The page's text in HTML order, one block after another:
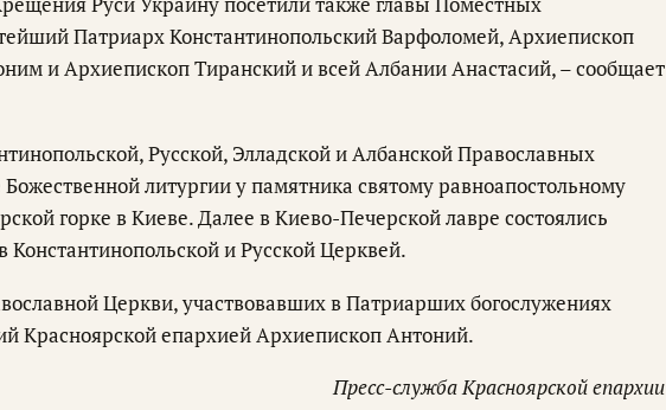
Патриарх Константинопольский Варфоломей, Архиепископ
и Архиепископ Тиранский и всей Албании Анастасий, – сообщает
Русской, Элладской и Албанской Православных
литургии у памятника святому равноапостольному
горке в Киеве. Далее в Киево-Печерской лавре состоялись
Константинопольской и Русской Церквей.
Церкви, участвовавших в Патриарших богослужениях
Красноярской епархией Архиепископ Антоний.
Пресс-служба Красноярской епархии